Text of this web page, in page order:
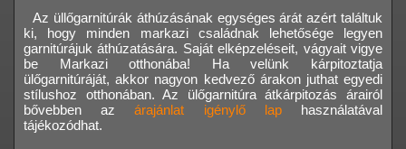
Az üllőgarnitúrák áthúzásának egységes árát azért találtuk
ki, hogy minden markazi családnak lehetősége legyen
garnitúrájuk áthúzatására. Saját elképzeléseit, vágyait vigye
be Markazi otthonába! Ha velünk kárpitoztatja
ülőgarnitúráját, akkor nagyon kedvező árakon juthat egyedi
stílushoz otthonában. Az ülőgarnitúra átkárpitozás árairól
bővebben azárajánlat igénylő laphasználatával
tájékozódhat.